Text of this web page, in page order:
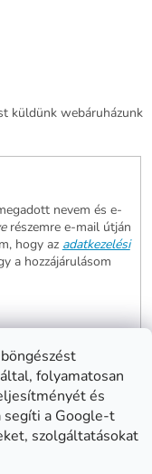
folyamatosan
és
segíti a Google-t
szolgáltatásokat
küldünk webáruházunk
nevem és e-
részemre e-mail útján
hogy az adatkezelési
a hozzájárulásom
Mester Család